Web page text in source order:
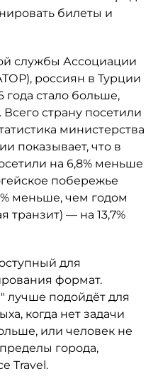
билеты и
службы Ассоциации
россиян в Турции
года стало больше,
страну посетили
министерства
показывает, что в
на 6,8% меньше
побережье
меньше, чем годом
транзит) — на 13,7%
для
формат.
лучше подойдёт для
когда нет задачи
или человек не
города,
Travel.